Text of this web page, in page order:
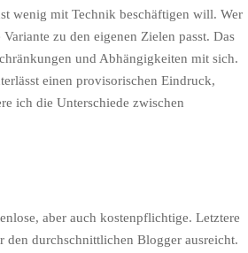
wenig mit Technik beschäftigen will. Wer
zu den eigenen Zielen passt. Das
und Abhängigkeiten mit sich.
einen provisorischen Eindruck,
ich die Unterschiede zwischen
aber auch kostenpflichtige. Letztere
den durchschnittlichen Blogger ausreicht.